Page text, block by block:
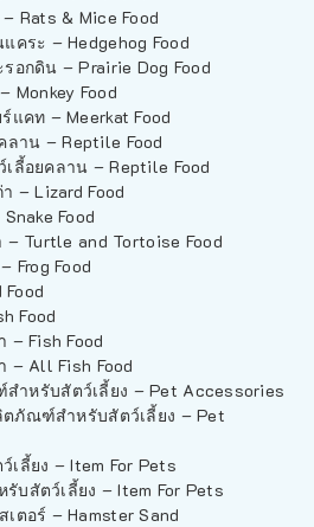
Rats & Mice Food
คระ – Hedgehog Food
รอกดิน – Prairie Dog Food
Monkey Food
แคท – Meerkat Food
ลาน – Reptile Food
เลี้อยคลาน – Reptile Food
– Lizard Food
Food
– Turtle and Tortoise Food
Frog Food
Food
– Fish Food
– All Fish Food
ำหรับสัตว์เลี้ยง – Pet Accessories
ภัณฑ์สำหรับสัตว์เลี้ยง – Pet
เลี้ยง – Item For Pets
บสัตว์เลี้ยง – Item For Pets
ตอร์ – Hamster Sand